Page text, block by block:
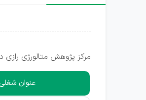
مرکز پژوهش متالورژی
عنوان